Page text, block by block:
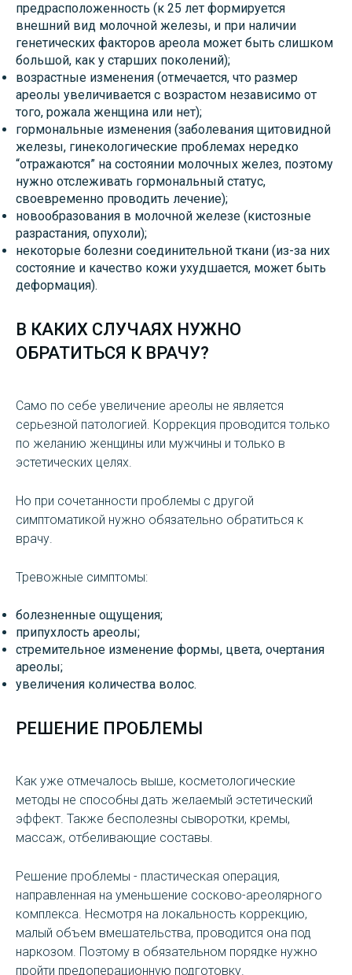
предрасположенность (к 25 лет формируется
внешний вид молочной железы, и при наличии
генетических факторов ареола может быть слишком
большой, как у старших поколений);
возрастные изменения (отмечается, что размер
ареолы увеличивается с возрастом независимо от
того, рожала женщина или нет);
гормональные изменения (заболевания щитовидной
железы, гинекологические проблемах нередко
“отражаются” на состоянии молочных желез, поэтому
нужно отслеживать гормональный статус,
своевременно проводить лечение);
новообразования в молочной железе (кистозные
разрастания, опухоли);
некоторые болезни соединительной ткани (из-за них
состояние и качество кожи ухудшается, может быть
деформация).
В КАКИХ СЛУЧАЯХ НУЖНО
ОБРАТИТЬСЯ К ВРАЧУ?
Само по себе увеличение ареолы не является
серьезной патологией. Коррекция проводится только
по желанию женщины или мужчины и только в
эстетических целях.
Но при сочетанности проблемы с другой
симптоматикой нужно обязательно обратиться к
врачу.
Тревожные симптомы:
болезненные ощущения;
припухлость ареолы;
стремительное изменение формы, цвета, очертания
ареолы;
увеличения количества волос.
РЕШЕНИЕ ПРОБЛЕМЫ
Как уже отмечалось выше, косметологические
методы не способны дать желаемый эстетический
эффект. Также бесполезны сыворотки, кремы,
массаж, отбеливающие составы.
Решение проблемы - пластическая операция,
направленная на уменьшение сосково-ареолярного
комплекса. Несмотря на локальность коррекцию,
малый объем вмешательства, проводится она под
наркозом. Поэтому в обязательном порядке нужно
пройти предоперационную подготовку.